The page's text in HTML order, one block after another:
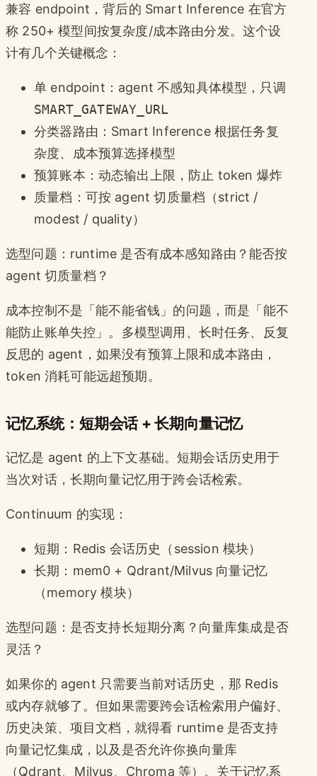
兼容 endpoint，背后的 Smart Inference 在官方
称 250+ 模型间按复杂度/成本路由分发。这个设
计有几个关键概念：
单 endpoint：agent 不感知具体模型，只调
SMART_GATEWAY_URL
分类器路由：Smart Inference 根据任务复
杂度、成本预算选择模型
预算账本：动态输出上限，防止 token 爆炸
质量档：可按 agent 切质量档（strict /
modest / quality）
选型问题：runtime 是否有成本感知路由？能否按
agent 切质量档？
成本控制不是「能不能省钱」的问题，而是「能不
能防止账单失控」。多模型调用、长时任务、反复
反思的 agent，如果没有预算上限和成本路由，
token 消耗可能远超预期。
记忆系统：短期会话 + 长期向量记忆
记忆是 agent 的上下文基础。短期会话历史用于
当次对话，长期向量记忆用于跨会话检索。
Continuum 的实现：
短期：Redis 会话历史（session 模块）
长期：mem0 + Qdrant/Milvus 向量记忆
（memory 模块）
选型问题：是否支持长短期分离？向量库集成是否
灵活？
如果你的 agent 只需要当前对话历史，那 Redis
或内存就够了。但如果需要跨会话检索用户偏好、
历史决策、项目文档，就得看 runtime 是否支持
向量记忆集成，以及是否允许你换向量库
（Qdrant、Milvus、Chroma 等）。关于记忆系